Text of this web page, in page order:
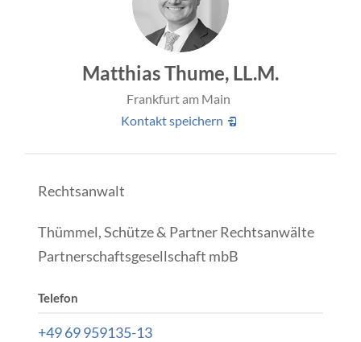
Matthias Thume, LL.M.
Frankfurt am Main
Kontakt speichern
Rechtsanwalt
Thümmel, Schütze & Partner Rechtsanwälte
Partnerschaftsgesellschaft mbB
Telefon
+49 69 959135-13